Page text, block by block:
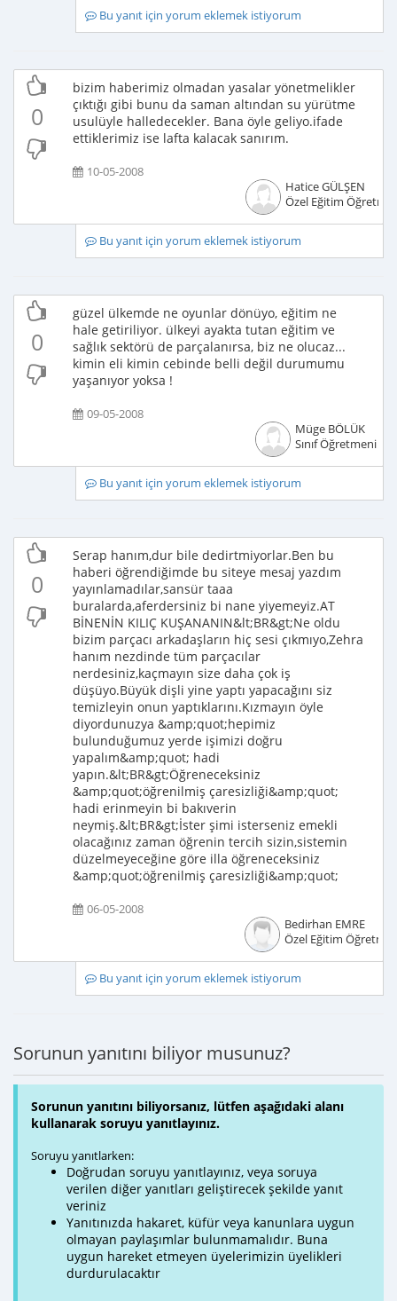
Bu yanıt için yorum eklemek istiyorum
0
bizim haberimiz olmadan yasalar yönetmelikler
çıktığı gibi bunu da saman altından su yürütme
usulüyle halledecekler. Bana öyle geliyo.ifade
ettiklerimiz ise lafta kalacak sanırım.
10-05-2008
Hatice GÜLŞEN
Özel Eğitim
Bu yanıt için yorum eklemek istiyorum
0
güzel ülkemde ne oyunlar dönüyo, eğitim ne
hale getiriliyor. ülkeyi ayakta tutan eğitim ve
sağlık sektörü de parçalanırsa, biz ne olucaz...
kimin eli kimin cebinde belli değil durumumu
yaşanıyor yoksa !
09-05-2008
Müge BÖLÜK
Sınıf Öğretmeni
Bu yanıt için yorum eklemek istiyorum
0
Serap hanım,dur bile dedirtmiyorlar.Ben bu
haberi öğrendiğimde bu siteye mesaj yazdım
yayınlamadılar,sansür taaa
buralarda,aferdersiniz bi nane yiyemeyiz.AT
BİNENİN KILIÇ KUŞANANIN&lt;BR&gt;Ne oldu
bizim parçacı arkadaşların hiç sesi çıkmıyo,Zehra
hanım nezdinde tüm parçacılar
nerdesiniz,kaçmayın size daha çok iş
düşüyo.Büyük dişli yine yaptı yapacağını siz
temizleyin onun yaptıklarını.Kızmayın öyle
diyordunuzya &amp;quot;hepimiz
bulunduğumuz yerde işimizi doğru
yapalım&amp;quot; hadi
yapın.&lt;BR&gt;Öğreneceksiniz
&amp;quot;öğrenilmiş çaresizliği&amp;quot;
hadi erinmeyin bi bakıverin
neymiş.&lt;BR&gt;İster şimi isterseniz emekli
olacağınız zaman öğrenin tercih sizin,sistemin
düzelmeyeceğine göre illa öğreneceksiniz
&amp;quot;öğrenilmiş çaresizliği&amp;quot;
06-05-2008
Bedirhan EMRE
Özel Eğitim
Bu yanıt için yorum eklemek istiyorum
Sorunun yanıtını biliyor musunuz?
Sorunun yanıtını biliyorsanız, lütfen aşağıdaki alanı
kullanarak soruyu yanıtlayınız.
Soruyu yanıtlarken:
Doğrudan soruyu yanıtlayınız, veya soruya
verilen diğer yanıtları geliştirecek şekilde yanıt
veriniz
Yanıtınızda hakaret, küfür veya kanunlara uygun
olmayan paylaşımlar bulunmamalıdır. Buna
uygun hareket etmeyen üyelerimizin üyelikleri
durdurulacaktır